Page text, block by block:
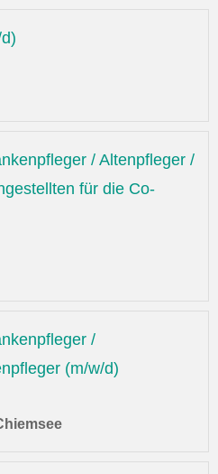
/ Altenpfleger /
für die Co-
/
(m/w/d)